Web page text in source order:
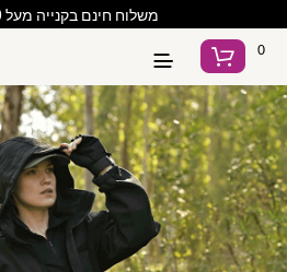
משלוח חינם בקנייה מעל 500 שקלים!
0